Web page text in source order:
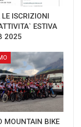
ISCRIZIONI
ESTIVA
2025
MOUNTAIN BIKE